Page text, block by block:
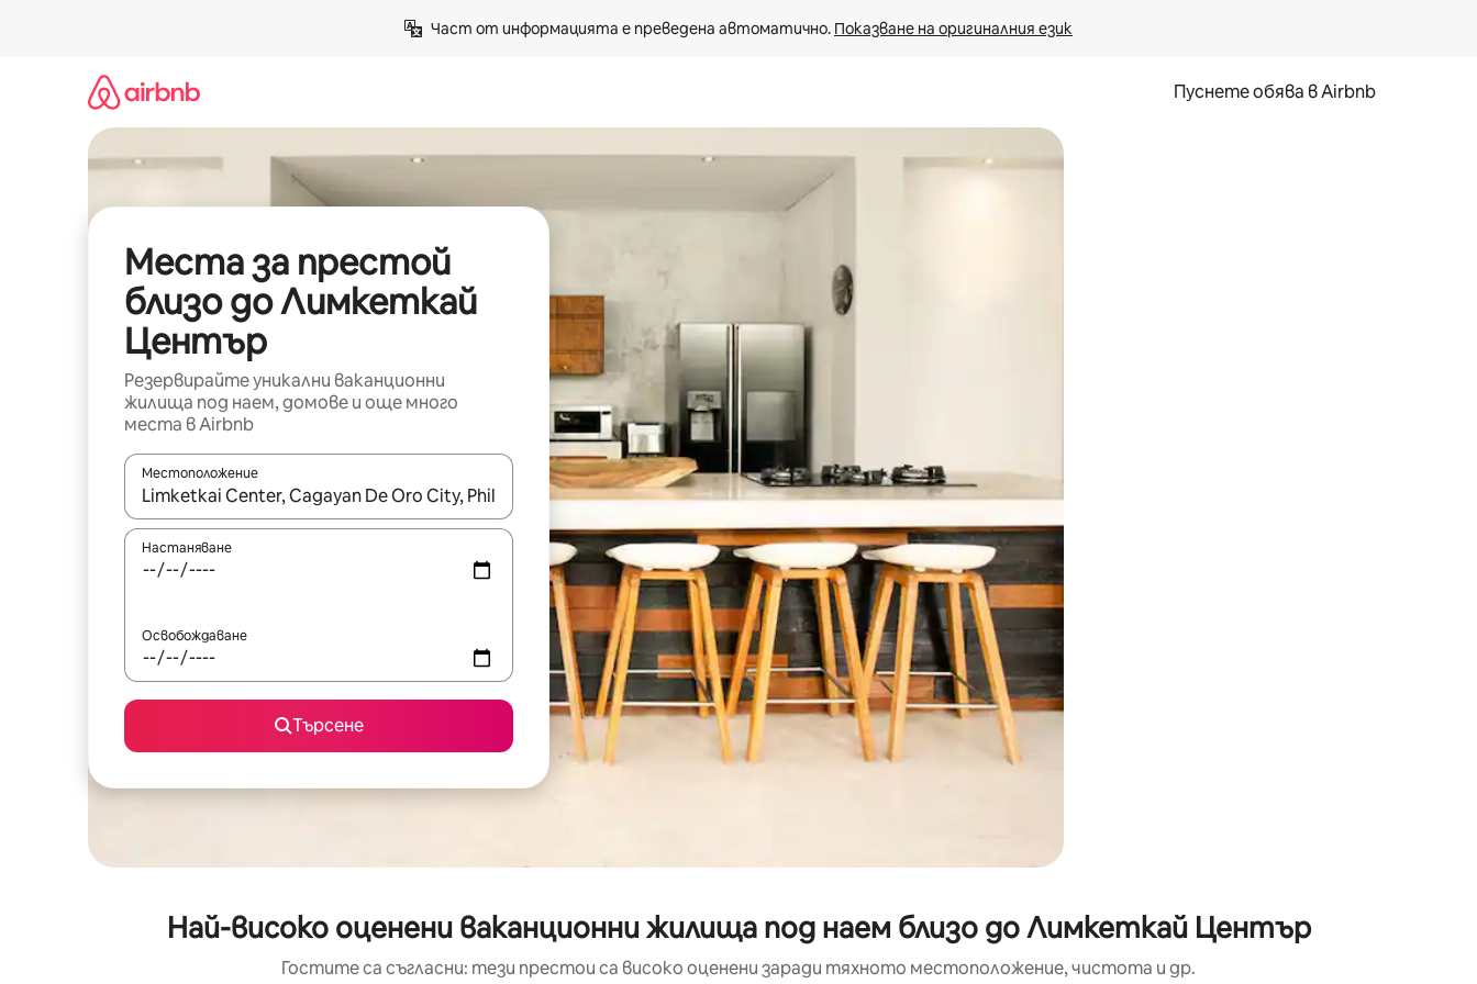
Част от информацията е преведена автоматично. Показване на оригиналния език
Пуснете обява в Airbnb
Места за престой
близо до Лимкеткай
Център
Резервирайте уникални ваканционни
жилища под наем, домове и още много
места в Airbnb
Местоположение
Когато резултатите се покажат, използвайте клавишите със стрелки нагоре и надолу или навигирайте с докосване или плъзгане.
Настаняване
Освобождаване
Търсене
Най-високо оценени ваканционни жилища под наем близо до Лимкеткай Център
Гостите са съгласни: тези престои са високо оценени заради тяхното местоположение, чистота и др.